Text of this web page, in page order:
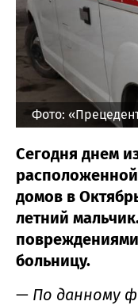
Фото:
Сегодня днем
домов в
летний
больницу.
— По данному